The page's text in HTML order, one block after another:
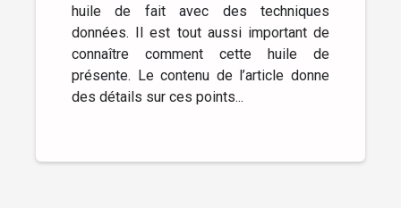
huile de fait avec des techniques
données. Il est tout aussi important de
connaître comment cette huile de
présente. Le contenu de l’article donne
des détails sur ces points...